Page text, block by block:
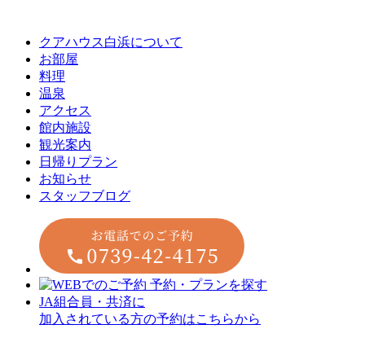
クアハウス白浜について
お部屋
料理
温泉
アクセス
館内施設
観光案内
⽇帰りプラン
お知らせ
スタッフブログ
JA組合員・共済に
加入されている方の予約はこちらから